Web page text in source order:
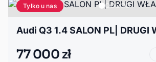
Tylko u nas
Audi Q3 1.4 SALON PL| DRUGI
77 000 zł